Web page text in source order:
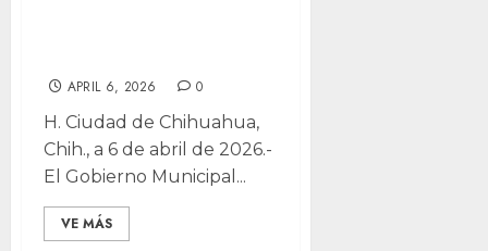
APRIL 6, 2026 0
H. Ciudad de Chihuahua,
Chih., a 6 de abril de 2026.-
El Gobierno Municipal...
VE MÁS